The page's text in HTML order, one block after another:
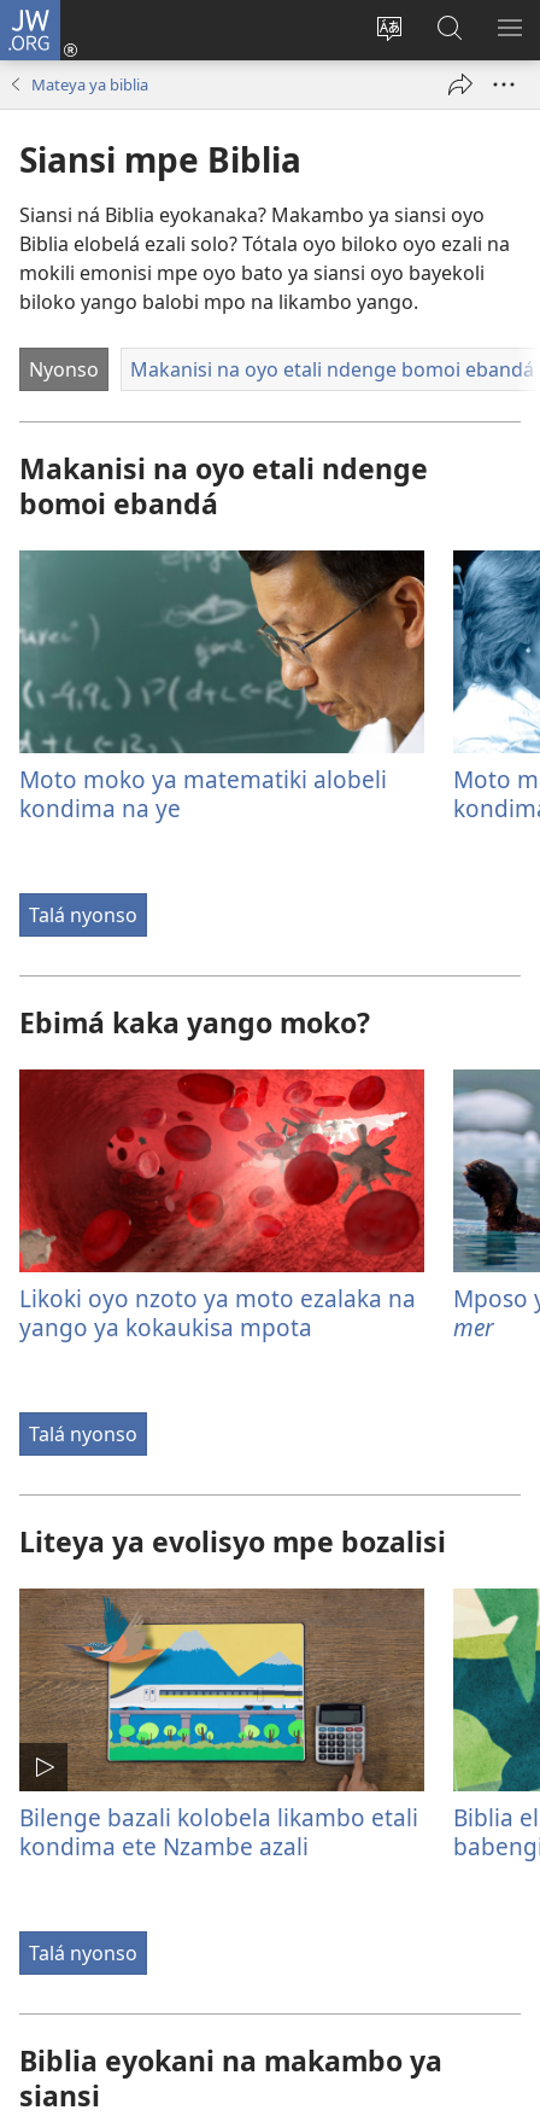
JW.ORG
Tyá
monɔkɔ
mosusu
Kokɔta
na
Luká
JW.ORG
Mateya ya biblia
Siansi mpe Biblia
Siansi ná Biblia eyokanaka? Makambo ya siansi oyo
Biblia elobelá ezali solo? Tótala oyo biloko oyo ezali na
mokili emonisi mpe oyo bato ya siansi oyo bayekoli
biloko yango balobi mpo na likambo yango.
Nyonso Makanisi na oyo etali ndenge bomoi ebandá
Makanisi na oyo etali ndenge
bomoi ebandá
Moto moko ya matematiki alobeli
kondima na ye
Moto
Talá nyonso
Ebimá kaka yango moko?
Likoki oyo nzoto ya moto ezalaka na
yango ya kokaukisa mpota
Mposo
mer
Talá nyonso
Liteya ya evolisyo mpe bozalisi
Bilenge bazali kolobela likambo etali
kondima ete Nzambe azali
Biblia
Talá nyonso
Biblia eyokani na makambo ya
siansi